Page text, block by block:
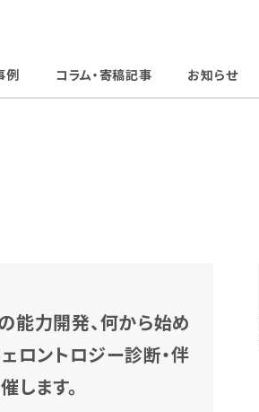
例 コラム・寄稿記事 お知らせ
能力開発、何から始め
ロントロジー診断・伴
します。